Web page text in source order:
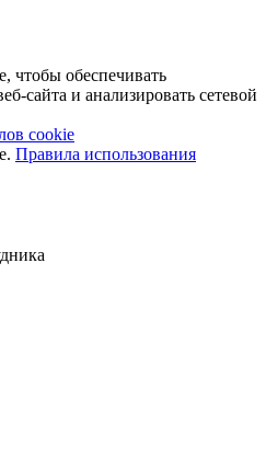
чтобы обеспечивать
сайта и анализировать сетевой
cookie
Правила использования